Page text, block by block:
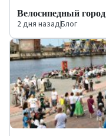
Велосипедный город
2 дня назад|Блог